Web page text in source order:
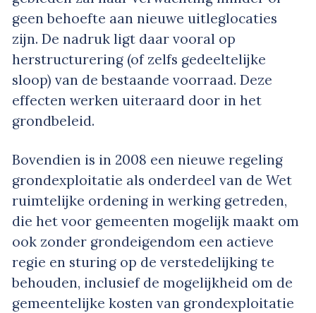
geen behoefte aan nieuwe uitleglocaties
zijn. De nadruk ligt daar vooral op
herstructurering (of zelfs gedeeltelijke
sloop) van de bestaande voorraad. Deze
effecten werken uiteraard door in het
grondbeleid.
Bovendien is in 2008 een nieuwe regeling
grondexploitatie als onderdeel van de Wet
ruimtelijke ordening in werking getreden,
die het voor gemeenten mogelijk maakt om
ook zonder grondeigendom een actieve
regie en sturing op de verstedelijking te
behouden, inclusief de mogelijkheid om de
gemeentelijke kosten van grondexploitatie